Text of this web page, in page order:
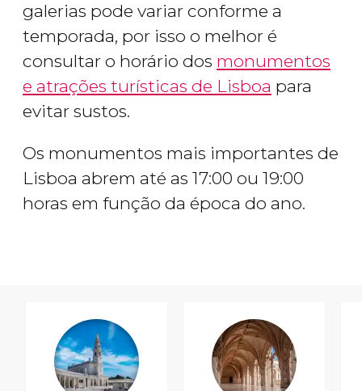
galerias pode variar conforme a
temporada, por isso o melhor é
consultar o horário dos monumentos
e atrações turísticas de Lisboa para
evitar sustos.
Os monumentos mais importantes de
Lisboa abrem até as 17:00 ou 19:00
horas em função da época do ano.